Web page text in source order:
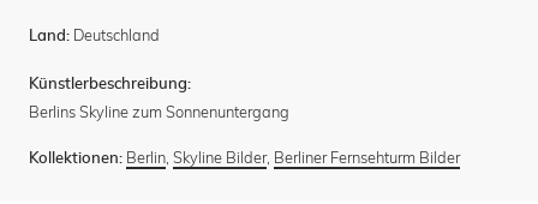
Land: Deutschland
Künstlerbeschreibung:
Berlins Skyline zum Sonnenuntergang
Kollektionen: Berlin Skyline Bilder, Berliner Fernsehturm Bilder